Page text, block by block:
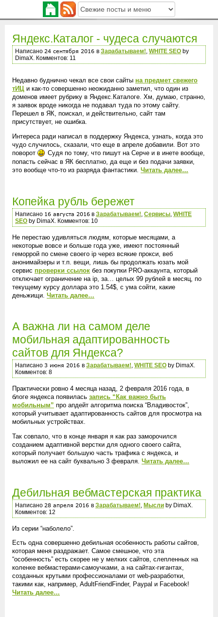
Яндекс.Каталог - чудеса случаются
Написано в Зарабатываем! WHITE SEO by
DimaX. Комментов: 11
Недавно буднично чекал все свои сайты на предмет свежего
тИЦ и как-то совершенно неожиданно заметил, что один из
доменов имеет рубрику в Яндекс.Каталоге. Хм, думаю, странно,
я заявок вроде никогда не подавал туда по этому сайту.
Перешел в ЯК, поискал, и действительно, сайт там
присутствует, не ошибка.
Интереса ради написал в поддержку Яндекса, узнать, когда это
чудо случилось, сказали, что еще в апреле добавили. Вот это
поворот
Судя по тому, что пишут на Серче и в инете вообще,
попасть сейчас в ЯК бесплатно, да еще и без подачи заявки,
это вообще что-то из разряда фантастики. Читать далее…
Копейка рубль бережет
Написано в Зарабатываем! Сервисы WHITE
SEO by DimaX. Комментов: 10
Не перестаю удивляться людям, которые месяцами, а
некоторые вовсе и больше года уже, имеют постоянный
геморрой по смене своего ip через всякие прокси, веб
анонимайзеры и т.п. вещи, лишь бы продолжать юзать мой
сервис проверки ссылок без покупки PRO-аккаунта, который
отключает ограничение на ip, за… целых 99 рублей в месяц, по
текущему курсу доллара это 1.54$, с ума сойти, какие
деньжищи. Читать далее…
А важна ли на самом деле
мобильная адаптированность
сайтов для Яндекса?
Написано в Зарабатываем! WHITE SEO by DimaX.
Комментов: 8
Практически ровно 4 месяца назад, 2 февраля 2016 года, в
блоге яндекса появилась запись “Как важно быть
мобильным” про апдейт алгоритма поиска “Владивосток”,
который учитывает адаптированность сайтов для просмотра на
мобильных устройствах.
Так совпало, что в конце января я как раз заморочился
созданием адаптивной верстки для одного своего сайта,
который получает большую часть трафика с яндекса, и
выложил ее на сайт буквально 3 февраля. Читать далее…
Дебильная вебмастерская практика
Написано в Зарабатываем! Мысли by DimaX.
Комментов: 12
Из серии “наболело”.
Есть одна совершенно дебильная особенность работы сайтов,
которая меня раздражает. Самое смешное, что эта
“особенность” есть скорее не у мелких сайтов, слепленных на
коленке вебмастерами-самоучками, а на сайтах-гигантах,
созданных крутыми профессионалами от web-разработки,
такими как, например, AdultFriendFinder, Paypal и Facebook!
Читать далее…